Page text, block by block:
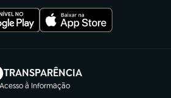
TRANSPARÊNCIA
Acesso à Informação
(abre em nova aba)